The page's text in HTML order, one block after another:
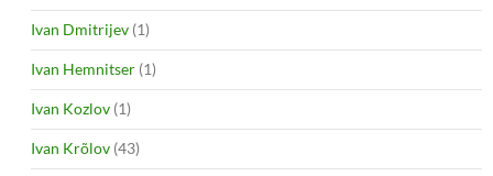
Ivan Dmitrijev (1)
Ivan Hemnitser (1)
Ivan Kozlov (1)
Ivan Krõlov (43)